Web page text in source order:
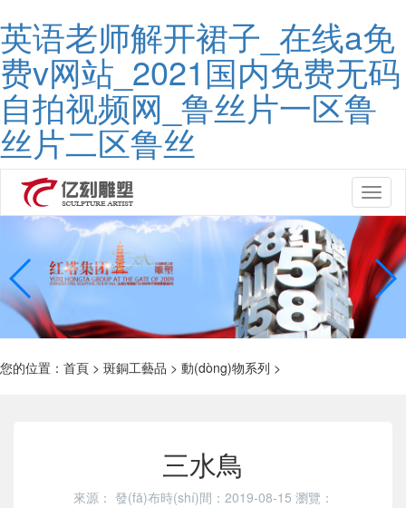
英语老师解开裙子_在线a免
费v网站_2021国内免费无码
自拍视频网_鲁丝片一区鲁
丝片二区鲁丝
您的位置： 首頁 > 斑銅工藝品 > 動(dòng)物系列 >
三水鳥
來源： 發(fā)布時(shí)間：2019-08-15 瀏覽：